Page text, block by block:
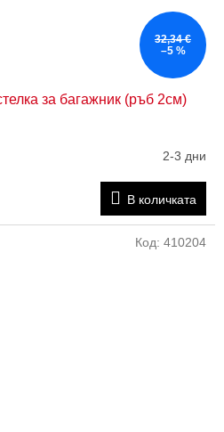
32,34 €
–5 %
за багажник (ръб 2см)
2-3 дни
В количката
Код: 410204